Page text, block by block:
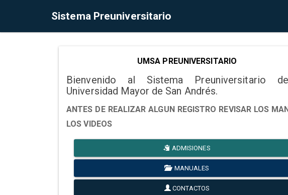
Sistema Preuniversitario
UMSA PREUNIVERSITARIO
Bienvenido al Sistema Preuniversitario
Universidad Mayor de San Andrés.
ANTES DE REALIZAR ALGUN REGISTRO REVISAR LOS
LOS VIDEOS
ADMISIONES
MANUALES
CONTACTOS